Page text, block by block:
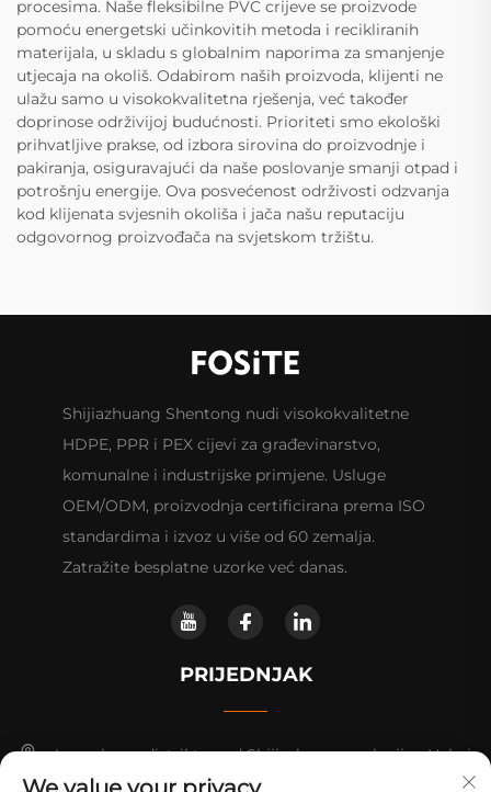
procesima. Naše fleksibilne PVC crijeve se proizvode
pomoću energetski učinkovitih metoda i recikliranih
materijala, u skladu s globalnim naporima za smanjenje
utjecaja na okoliš. Odabirom naših proizvoda, klijenti ne
ulažu samo u visokokvalitetna rješenja, već također
doprinose održivijoj budućnosti. Prioriteti smo ekološki
prihvatljive prakse, od izbora sirovina do proizvodnje i
pakiranja, osiguravajući da naše poslovanje smanji otpad i
potrošnju energije. Ova posvećenost održivosti odzvanja
kod klijenata svjesnih okoliša i jača našu reputaciju
odgovornog proizvođača na svjetskom tržištu.
Shijiazhuang Shentong nudi visokokvalitetne
HDPE, PPR i PEX cijevi za građevinarstvo,
komunalne i industrijske primjene. Usluge
OEM/ODM, proizvodnja certificirana prema ISO
standardima i izvoz u više od 60 zemalja.
Zatražite besplatne uzorke već danas.
PRIJEDNJAK
Luancheng distrikt, grad Shijiazhuang, pokrajina Hebei.